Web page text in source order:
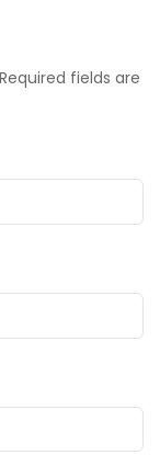
Required fields are